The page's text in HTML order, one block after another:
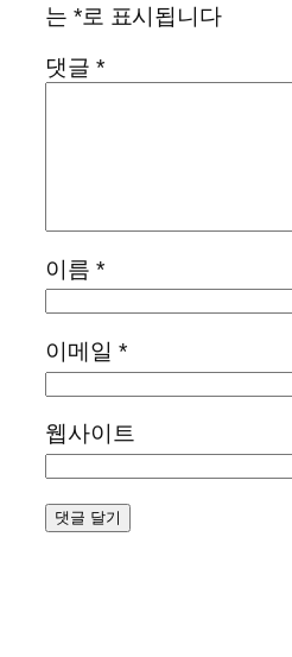
는 *로 표시됩니다
댓글 *
이름 *
이메일 *
웹사이트